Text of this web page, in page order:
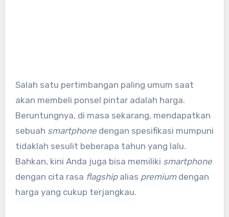
Salah satu pertimbangan paling umum saat
akan membeli ponsel pintar adalah harga.
Beruntungnya, di masa sekarang, mendapatkan
sebuah smartphonedengan spesifikasi mumpuni
tidaklah sesulit beberapa tahun yang lalu.
Bahkan, kini Anda juga bisa memiliki smartphone
dengan cita rasa flagshipalias premiumdengan
harga yang cukup terjangkau.